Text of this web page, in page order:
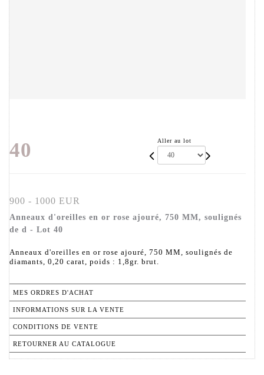
40 Aller au lot
900 - 1000 EUR
Anneaux d'oreilles en or rose ajouré, 750 MM, soulignés
de d - Lot 40
Anneaux d'oreilles en or rose ajouré, 750 MM, soulignés de
diamants, 0,20 carat, poids : 1,8gr. brut.
MES ORDRES D'ACHAT
INFORMATIONS SUR LA VENTE
CONDITIONS DE VENTE
RETOURNER AU CATALOGUE